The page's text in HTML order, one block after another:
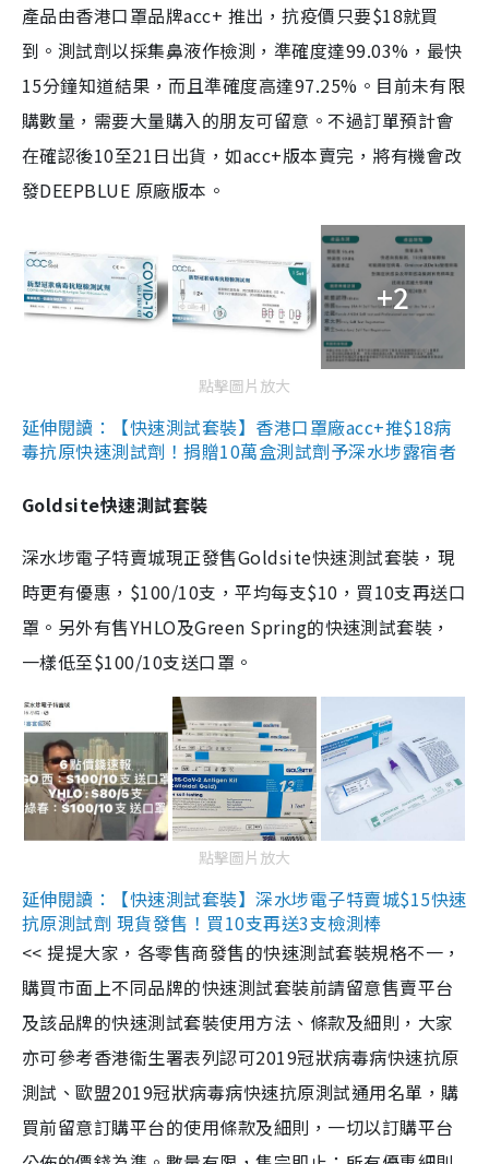
產品由香港口罩品牌acc+ 推出，抗疫價只要$18就買
到。測試劑以採集鼻液作檢測，準確度達99.03%，最快
15分鐘知道結果，而且準確度高達97.25%。目前未有限
購數量，需要大量購入的朋友可留意。不過訂單預計會
在確認後10至21日出貨，如acc+版本賣完，將有機會改
發DEEPBLUE 原廠版本。
+2
點擊圖片放大
延伸閱讀：【快速測試套裝】香港口罩廠acc+推$18病
毒抗原快速測試劑！捐贈10萬盒測試劑予深水埗露宿者
Goldsite快速測試套裝
深水埗電子特賣城現正發售Goldsite快速測試套裝，現
時更有優惠，$100/10支，平均每支$10，買10支再送口
罩。另外有售YHLO及Green Spring的快速測試套裝，
一樣低至$100/10支送口罩。
點擊圖片放大
延伸閱讀：【快速測試套裝】深水埗電子特賣城$15快速
抗原測試劑 現貨發售！買10支再送3支檢測棒
<< 提提大家，各零售商發售的快速測試套裝規格不一，
購買市面上不同品牌的快速測試套裝前請留意售賣平台
及該品牌的快速測試套裝使用方法、條款及細則，大家
亦可參考香港衞生署表列認可2019冠狀病毒病快速抗原
測試、歐盟2019冠狀病毒病快速抗原測試通用名單，購
買前留意訂購平台的使用條款及細則，一切以訂購平台